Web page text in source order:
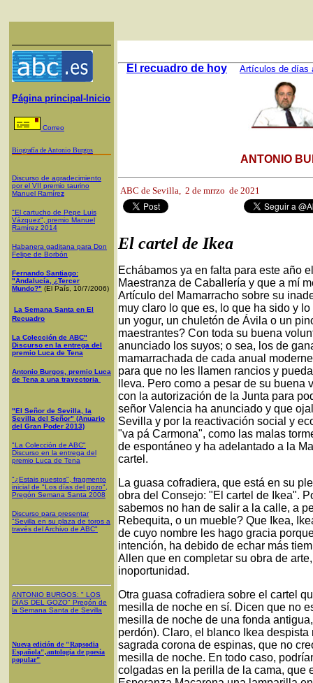
Página principal-Inicio
Correo
Biografía de Antonio Burgos
Discurso de agradecimiento
por el VII premio taurino
Manuel Ramírez
"El cartucho de Pepe Luis
Vázquez", premio Manuel
Ramírez 2014
Habanera gaditana para Don
Felipe de Borbón
Fernando Santiago:
"Andalucía, ¿Tercer
Mundo?" (El País, 10/7/2006)
La Semana Santa en El
Recuadro
La Colección de ABC"
Discurso en la entrega del
premio Luca de Tena
Antonio Burgos, premio Luca
de Tena a una trayectoria
"El Señor de Sevilla, la
Sevilla del Señor" (Anuario
del Gran Poder 2013)
"La Colección de ABC"
Discurso en la entrega del
premio Luca de Tena
"¿Estais puestos", fragmento
inicial de "Los días del gozo",
Pregón Semana Santa 2008
Discurso para presentar
"Sevilla en su plaza de toros a
través del Archivo de ABC"
ANTONIO BURGOS: " LOS
DÍAS DEL GOZO" Pregón de
la Semana Santa de Sevilla
Nueva edición de "Rapsodia
Española",antología de poesía
popular"
El recuadro de hoy Artículos de días
ANTONIO
ABC de Sevilla, 2 de mrrzo de 2021
El cartel de Ikea
Echábamos ya en falta para este año
Maestranza de Caballería y que a mí
Artículo del Mamarracho sobre su
muy claro lo que es, lo que ha sido y
un yogur, un chuletón de Ávila o un
maestrantes? Con toda su buena
anunciado los suyos; o sea, los de
mamarrachada de cada anual
para que no les llamen rancios y
lleva. Pero como a pesar de su
con la autorización de la Junta para
señor Valencia ha anunciado y que
Sevilla y por la reactivación social y
"va pá Carmona", como las malas
de espontáneo y ha adelantado a la
cartel.
La guasa cofradiera, que está en su
obra del Consejo: "El cartel de Ikea".
sabemos no han de salir a la calle, a
Rebequita, o un mueble? Que Ikea,
de cuyo nombre les hago gracia
intención, ha debido de echar más
Allen que en completar su obra de
inoportunidad.
Otra guasa cofradiera sobre el cartel
mesilla de noche en sí. Dicen que no
mesilla de noche de una fonda
perdón). Claro, el blanco Ikea
sagrada corona de espinas, que no
mesilla de noche. En todo caso,
colgadas en la perilla de la cama, que